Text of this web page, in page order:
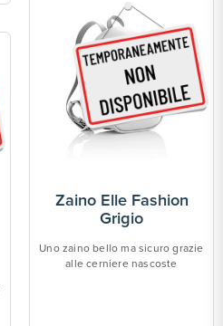
Zaino Elle Fashion
Grigio
Uno zaino bello ma sicuro grazie
alle cerniere nascoste